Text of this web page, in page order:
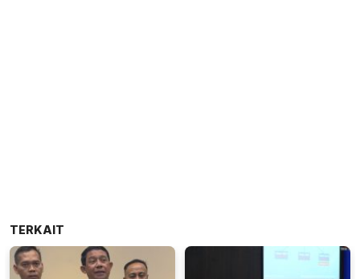
TERKAIT